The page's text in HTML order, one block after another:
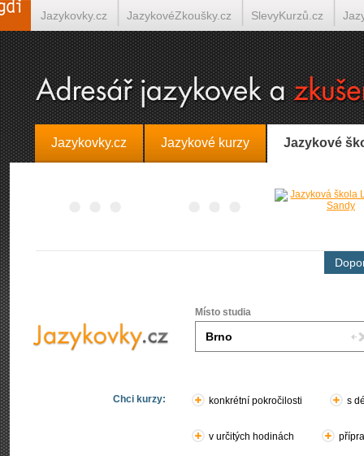
Jazykovky.cz Jazykové kurzy Jazykové
Místo studia
Chci kurzy: konkrétní pokročilosti s
v určitých hodinách
Jazykovky.cz JazykovéZkoušky.cz SlevyKurzů.cz
Španělština on-line Italština on-line Tlumočení-